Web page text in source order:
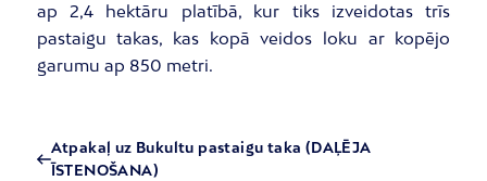
ap 2,4 hektāru platībā, kur tiks izveidotas trīs
pastaigu takas, kas kopā veidos loku ar kopējo
garumu ap 850 metri.
Atpakaļ uz Bukultu pastaigu taka (DAĻĒJA
ĪSTENOŠANA)